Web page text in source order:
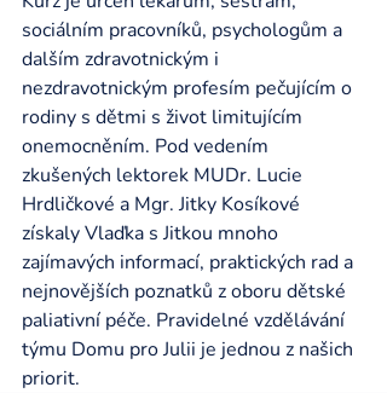
sociálním pracovníků, psychologům a
dalším zdravotnickým i
nezdravotnickým profesím pečujícím o
rodiny s dětmi s život limitujícím
onemocněním. Pod vedením
zkušených lektorek MUDr. Lucie
Hrdličkové a Mgr. Jitky Kosíkové
získaly Vlaďka s Jitkou mnoho
zajímavých informací, praktických rad a
nejnovějších poznatků z oboru dětské
paliativní péče. Pravidelné vzdělávání
týmu Domu pro Julii je jednou z našich
priorit.